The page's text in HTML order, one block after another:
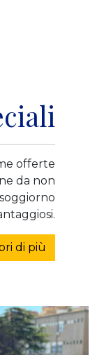
offerte
da non
di più